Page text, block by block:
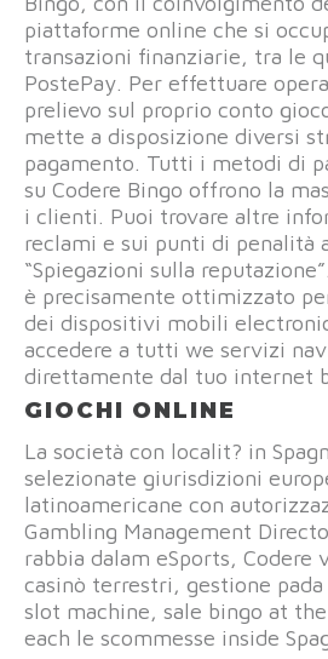
piattaforme online che si
transazioni finanziarie, tra le
PostePay. Per effettuare
prelievo sul proprio conto
mette a disposizione diversi
pagamento. Tutti i metodi di
su Codere Bingo offrono la
i clienti. Puoi trovare altre
reclami e sui punti di penalità
“Spiegazioni sulla
è precisamente ottimizzato
dei dispositivi mobili
accedere a tutti we servizi
direttamente dal tuo internet
GIOCHI ONLINE
La società con localit? in
selezionate giurisdizioni
latinoamericane con
Gambling Management
rabbia dalam eSports, Codere
casinò terrestri, gestione
slot machine, sale bingo at
each le scommesse inside